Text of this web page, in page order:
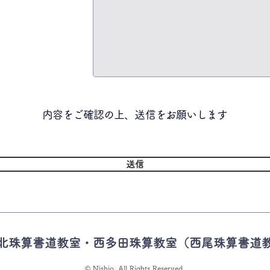
内容を​ご確認の上、送信をお願いします
送信
珠算書道教室・西多田珠算教室（西尾珠算書道
© Nishio. All Rights Reserved.